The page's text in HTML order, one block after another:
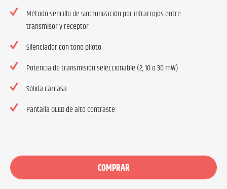
Método sencillo de sincronización por infrarrojos entre
transmisor y receptor
Silenciador con tono piloto
Potencia de transmisión seleccionable (2, 10 o 30 mW)
Sólida carcasa
Pantalla OLED de alto contraste
COMPRAR